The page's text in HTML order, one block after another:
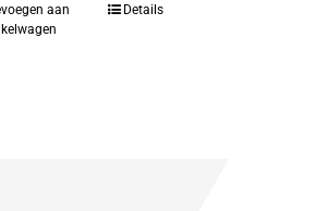
aan
Details